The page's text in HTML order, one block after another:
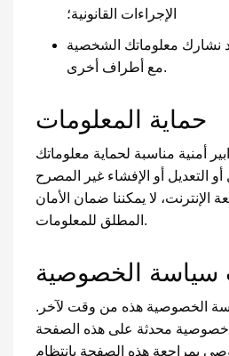
الإجراءات القانونية؛
نشارك معلوماتك الشخصية
مع أطراف أخرى.
حماية المعلومات
أمنية مناسبة لحماية معلوماتك
التعديل أو الإفشاء غير المصرح
الإنترنت، لا يمكننا ضمان الأمان
المطلق للمعلومات.
سياسة الخصوصية
الخصوصية هذه من وقت لآخر.
محدثة على هذه الصفحة
بمراجعة هذه الصفحة بانتظام